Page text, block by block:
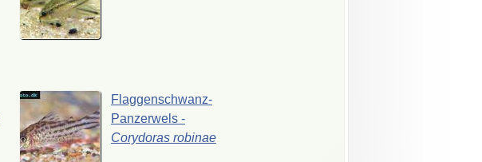
Flaggenschwanz-
Panzerwels -
Corydoras robinae